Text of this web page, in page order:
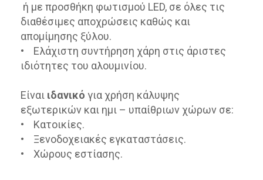
ή με προσθήκη φωτισμού LED, σε όλες τις
διαθέσιμες αποχρώσεις καθώς και
απομίμησης ξύλου.
• Ελάχιστη συντήρηση χάρη στις άριστες
ιδιότητες του αλουμινίου.
Είναι ιδανικό για χρήση κάλυψης
εξωτερικών και ημι – υπαίθριων χώρων σε:
• Κατοικίες.
• Ξενοδοχειακές εγκαταστάσεις.
• Χώρους εστίασης.